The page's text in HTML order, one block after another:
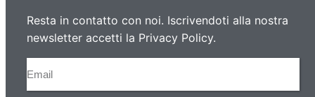
Resta in contatto con noi. Iscrivendoti alla nostra
newsletter accetti la Privacy Policy.